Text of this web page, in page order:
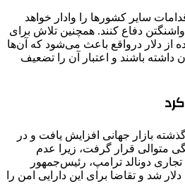
سایر کشورها را وادار خواهد
دفاع کنند. همچنین تلاش برای
از دلار درواقع باعث می‌شود که آن‌ها
داشته باشند و اعتبار آن را تضعیف
بازار جهانی افزایش یافت و در
متوالی قرار گرفت، زیرا عدم
تجاری دونالد ترامپ، رئیس‌جمهور
شد و تقاضا برای این دارایی امن را